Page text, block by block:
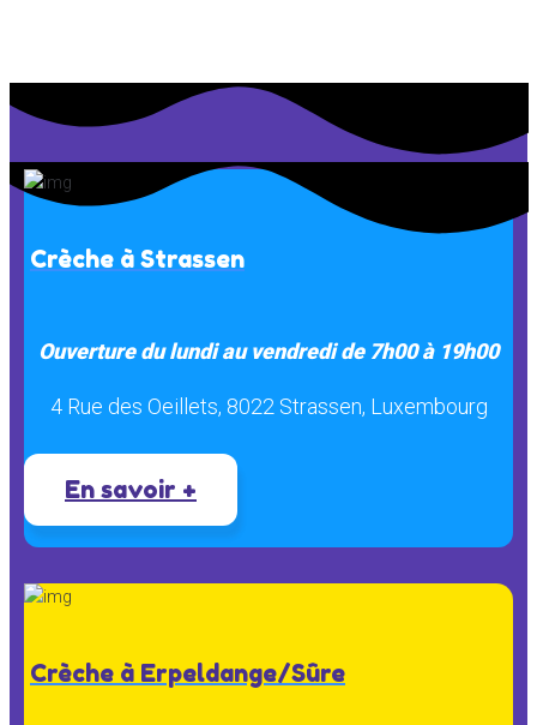
Crèche à Strassen
Ouverture du lundi au vendredi de 7h00 à 19h00
4 Rue des Oeillets, 8022 Strassen, Luxembourg
En savoir +
Crèche à Erpeldange/Sûre